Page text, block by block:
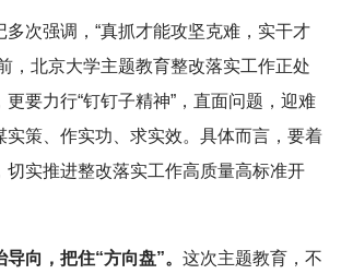
多次强调，“真抓才能攻坚克难，实干才
，北京大学主题教育整改落实工作正处
要力行“钉钉子精神”，直面问题，迎难
实策、作实功、求实效。具体而言，要着
切实推进整改落实工作高质量高标准开
向，把住“方向盘”。 这次主题教育，不